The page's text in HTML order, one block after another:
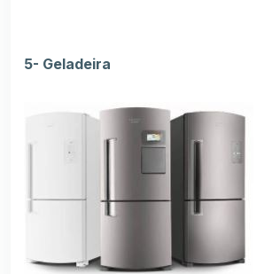
5- Geladeira